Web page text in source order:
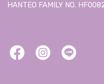
HANTEO FAMILY NO.